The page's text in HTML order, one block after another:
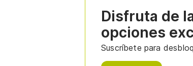
Disfruta de
opciones
Suscríbete para